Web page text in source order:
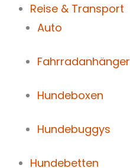
Reise & Transport
Auto
Fahrradanhänger
Hundeboxen
Hundebuggys
Hundebetten